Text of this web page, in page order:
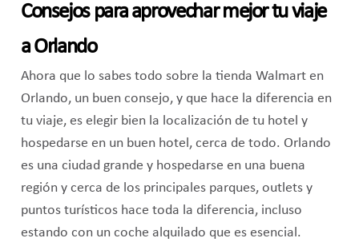
Consejos para aprovechar mejor tu viaje
a Orlando
Ahora que lo sabes todo sobre la tienda Walmart en
Orlando, un buen consejo, y que hace la diferencia en
tu viaje, es elegir bien la localización de tu hotel y
hospedarse en un buen hotel, cerca de todo. Orlando
es una ciudad grande y hospedarse en una buena
región y cerca de los principales parques, outlets y
puntos turísticos hace toda la diferencia, incluso
estando con un coche alquilado que es esencial.